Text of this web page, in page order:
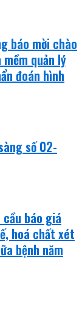
báo mời chào
quản lý
đoán hình
số 02-
cầu báo giá
hoá chất xét
bệnh năm